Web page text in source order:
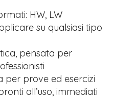
HW, LW
su qualsiasi tipo
pensata per
per prove ed esercizi
all’uso, immediati